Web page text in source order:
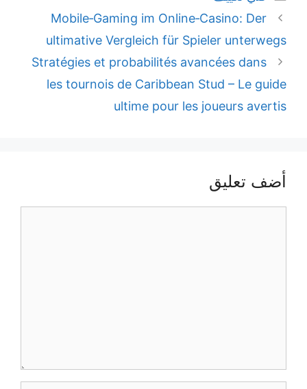
Mobile‑Gaming im
ultimative Vergleich für
Stratégies et probabilités
les tournois de Caribbean
ultime pour les